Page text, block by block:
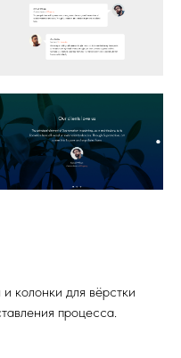
колонки для вёрстки
процесса.